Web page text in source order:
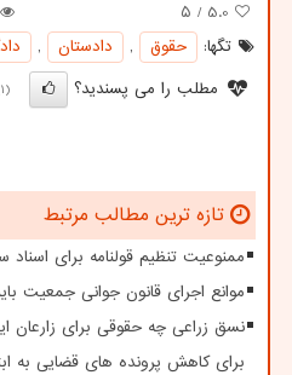
5.0 / ۵
تگها:
حقوق , دادستان ,
مطلب را می پسندید؟
(1)
تازه ترین مطالب مرتبط
ممنوعیت تنظیم قولنامه برای اسناد
موانع اجرای قانون جوانی جمعیت
نسق زراعی چه حقوقی برای زارعان
برای کاهش پرونده های قضایی به